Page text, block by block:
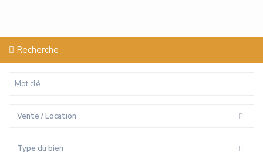
Recherche
Vente / Location
Type du bien